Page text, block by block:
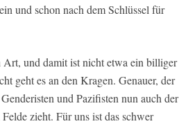
und schon nach dem Schlüssel für
Art, und damit ist nicht etwa ein billiger
geht es an den Kragen. Genauer, der
und Pazifisten nun auch der
zieht. Für uns ist das schwer